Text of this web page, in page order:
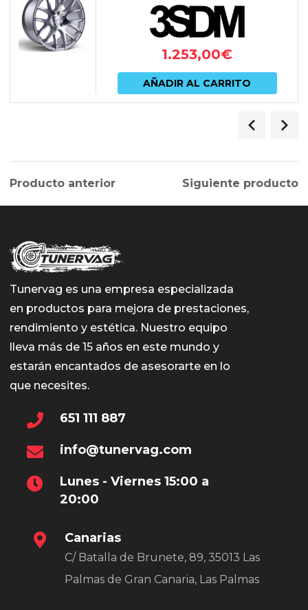
1.253,00€
AÑADIR AL CARRITO
Producto anterior Siguiente producto
Tunervag es una empresa especializada
en productos para mejora de prestaciones,
rendimiento y estética. Nuestro equipo
lleva más de 15 años en este mundo y
estarán encantados de asesorarte en lo
que necesites.
651 111 887
info@tunervag.com
Lunes - Viernes 15:00 a
20:00
Canarias
C/ Batalla de Brunete, 89, 35013 Las
Palmas de Gran Canaria, Las Palmas